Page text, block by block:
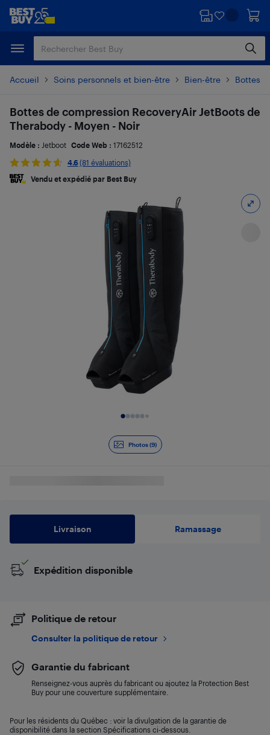
Passer
principal
Passer
Accueil Soins personnels et bien-être Bien-être Bottes
Photos (9)
Bottes de compression RecoveryAir JetBoots de
Therabody - Moyen - Noir
Modèle : Jetboot Code Web : 17162512
4.6 (81 évaluations)
Vendu et expédié par Best Buy
Livraison Ramassage
Expédition disponible
Politique de retour
Consulter la politique de retour
Garantie du fabricant
Renseignez-vous auprès du fabricant ou ajoutez la Protection Best
Buy pour une couverture supplémentaire.
Pour les résidents du Québec : voir la divulgation de la garantie de
disponibilité dans la section Spécifications ci-dessous.